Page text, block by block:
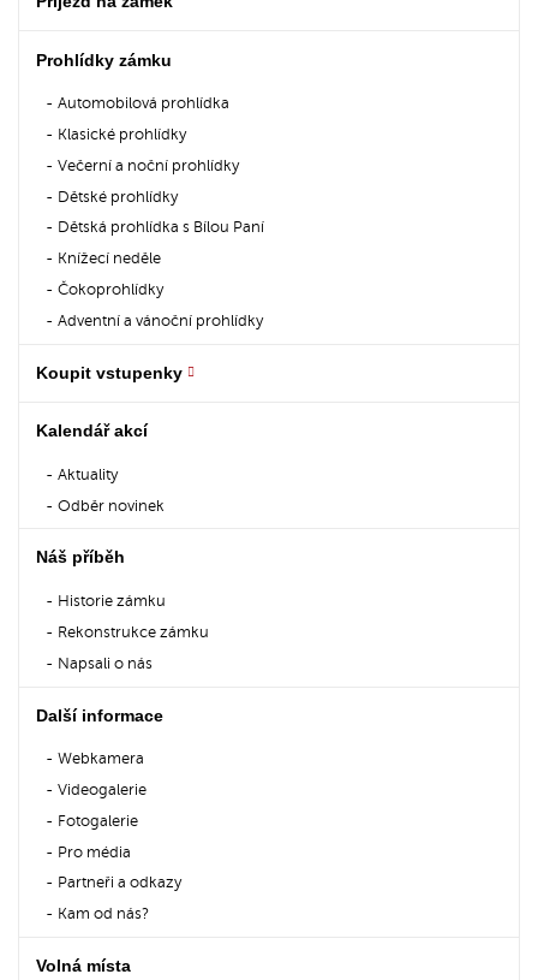
Prohlídky zámku
Automobilová prohlídka
Klasické prohlídky
Večerní a noční prohlídky
Dětské prohlídky
Dětská prohlídka s Bílou Paní
Knížecí neděle
Čokoprohlídky
Adventní a vánoční prohlídky
Koupit vstupenky
Kalendář akcí
Aktuality
Odběr novinek
Náš příběh
Historie zámku
Rekonstrukce zámku
Napsali o nás
Další informace
Webkamera
Videogalerie
Fotogalerie
Pro média
Partneři a odkazy
Kam od nás?
Volná místa